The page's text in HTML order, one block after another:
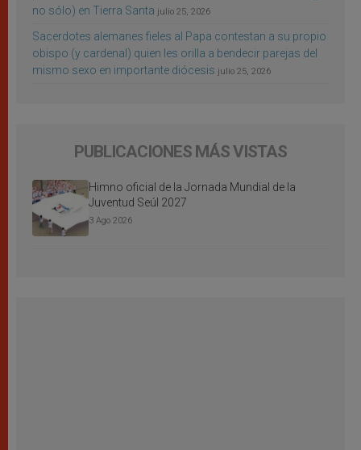
no sólo) en Tierra Santa julio 25, 2026
Sacerdotes alemanes fieles al Papa contestan a su propio
obispo (y cardenal) quien les orilla a bendecir parejas del
mismo sexo en importante diócesis julio 25, 2026
PUBLICACIONES MÁS VISTAS
Himno oficial de la Jornada Mundial de la
Juventud Seúl 2027
3 Ago 2026